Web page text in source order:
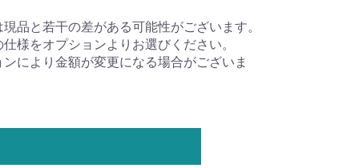
品と若干の差がある可能性がございます。
様をオプションよりお選びください。
により金額が変更になる場合がございま